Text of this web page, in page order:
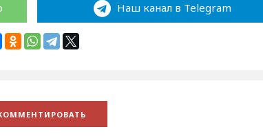
Наш канал в Telegram